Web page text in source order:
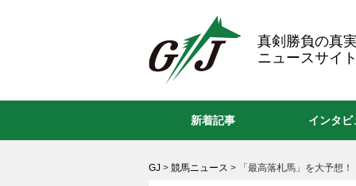
真剣勝負の真
ニュースサイ
GJ > 競馬ニュース > 「最高落札馬」を大予想！
新着記事 インタビ